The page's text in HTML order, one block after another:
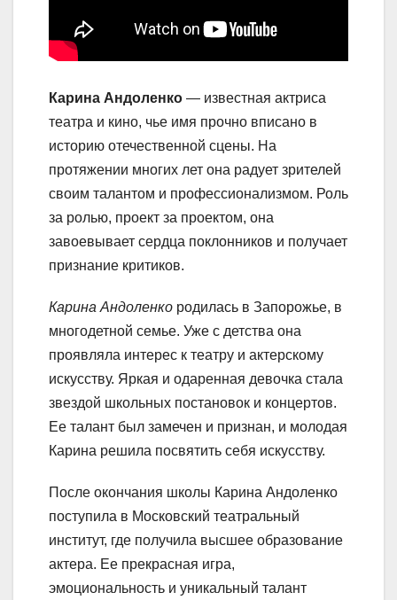
Карина Андоленко — известная актриса
театра и кино, чье имя прочно вписано в
историю отечественной сцены. На
протяжении многих лет она радует зрителей
своим талантом и профессионализмом. Роль
за ролью, проект за проектом, она
завоевывает сердца поклонников и получает
признание критиков.
Карина Андоленко родилась в Запорожье, в
многодетной семье. Уже с детства она
проявляла интерес к театру и актерскому
искусству. Яркая и одаренная девочка стала
звездой школьных постановок и концертов.
Ее талант был замечен и признан, и молодая
Карина решила посвятить себя искусству.
После окончания школы Карина Андоленко
поступила в Московский театральный
институт, где получила высшее образование
актера. Ее прекрасная игра,
эмоциональность и уникальный талант